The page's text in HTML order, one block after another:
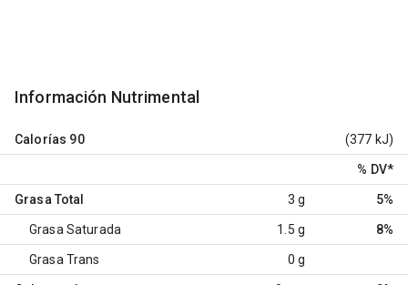
Información Nutrimental
Calorías 90 (377 kJ)
% DV*
Grasa Total 3 g 5%
Grasa Saturada 1.5 g 8%
Grasa Trans 0 g